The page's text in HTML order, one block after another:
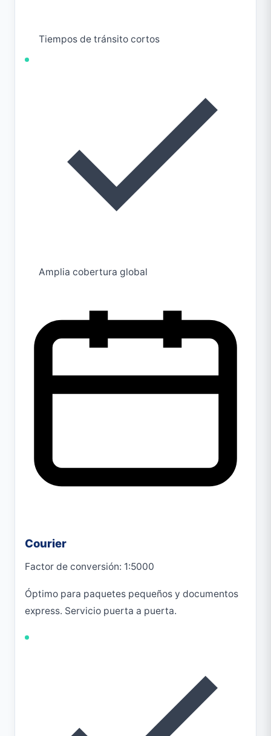
Tiempos de tránsito cortos
Amplia cobertura global
Courier
Factor de conversión: 1:5000
Óptimo para paquetes pequeños y documentos
express. Servicio puerta a puerta.